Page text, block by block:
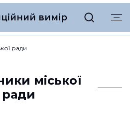
вимір
ради
міської
ради